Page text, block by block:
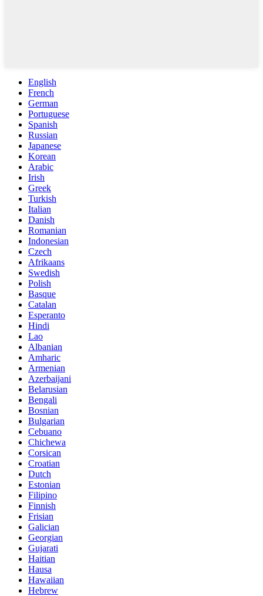
English
French
German
Portuguese
Spanish
Russian
Japanese
Korean
Arabic
Irish
Greek
Turkish
Italian
Danish
Romanian
Indonesian
Czech
Afrikaans
Swedish
Polish
Basque
Catalan
Esperanto
Hindi
Lao
Albanian
Amharic
Armenian
Azerbaijani
Belarusian
Bengali
Bosnian
Bulgarian
Cebuano
Chichewa
Corsican
Croatian
Dutch
Estonian
Filipino
Finnish
Frisian
Galician
Georgian
Gujarati
Haitian
Hausa
Hawaiian
Hebrew